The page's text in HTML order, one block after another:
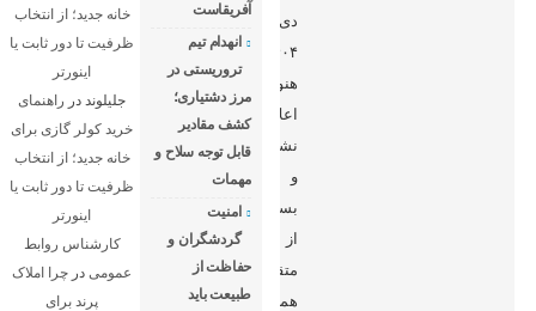
دی
۱۴۰۴
هنوز
اعلام
نشده
و
بسیاری
از
متقاضیان
همچنان
آفریقاست
انهدام تیم
تروریستی در
مرز دشتیاری؛
کشف مقادیر
قابل توجه سلاح و
مهمات
امنیت
گردشگران و
حفاظت از
طبیعت باید
خانه جدید؛ از انتخاب
ظرفیت تا دور ثابت یا
اینورتر
جلیلونددر راهنمای
خرید کولر گازی برای
خانه جدید؛ از انتخاب
ظرفیت تا دور ثابت یا
اینورتر
کارشناس روابط
عمومیدر چرا املاک
پرند برای